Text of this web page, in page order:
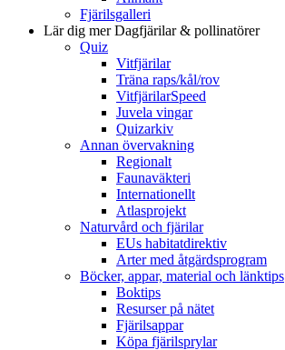
Fjärilsgalleri
Lär dig merDagfjärilar & pollinatörer
Quiz
Vitfjärilar
Träna raps/kål/rov
VitfjärilarSpeed
Juvela vingar
Quizarkiv
Annan övervakning
Regionalt
Faunaväkteri
Internationellt
Atlasprojekt
Naturvård och fjärilar
EUs habitatdirektiv
Arter med åtgärdsprogram
Böcker, appar, material och länktips
Boktips
Resurser på nätet
Fjärilsappar
Köpa fjärilsprylar